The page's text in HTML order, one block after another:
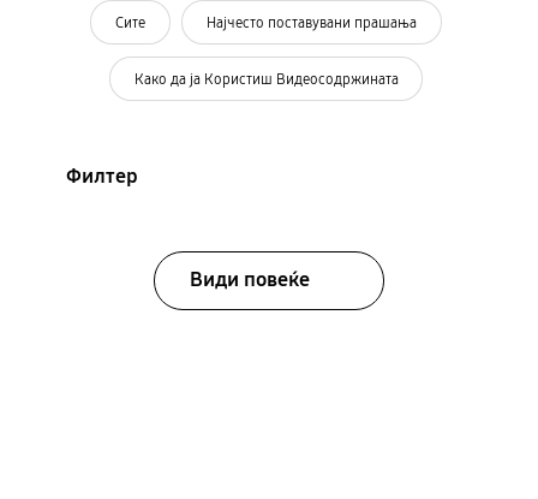
Сите Најчесто поставувани прашања
Како да ја Користиш Видеосодржината
Филтер
Види повеќе